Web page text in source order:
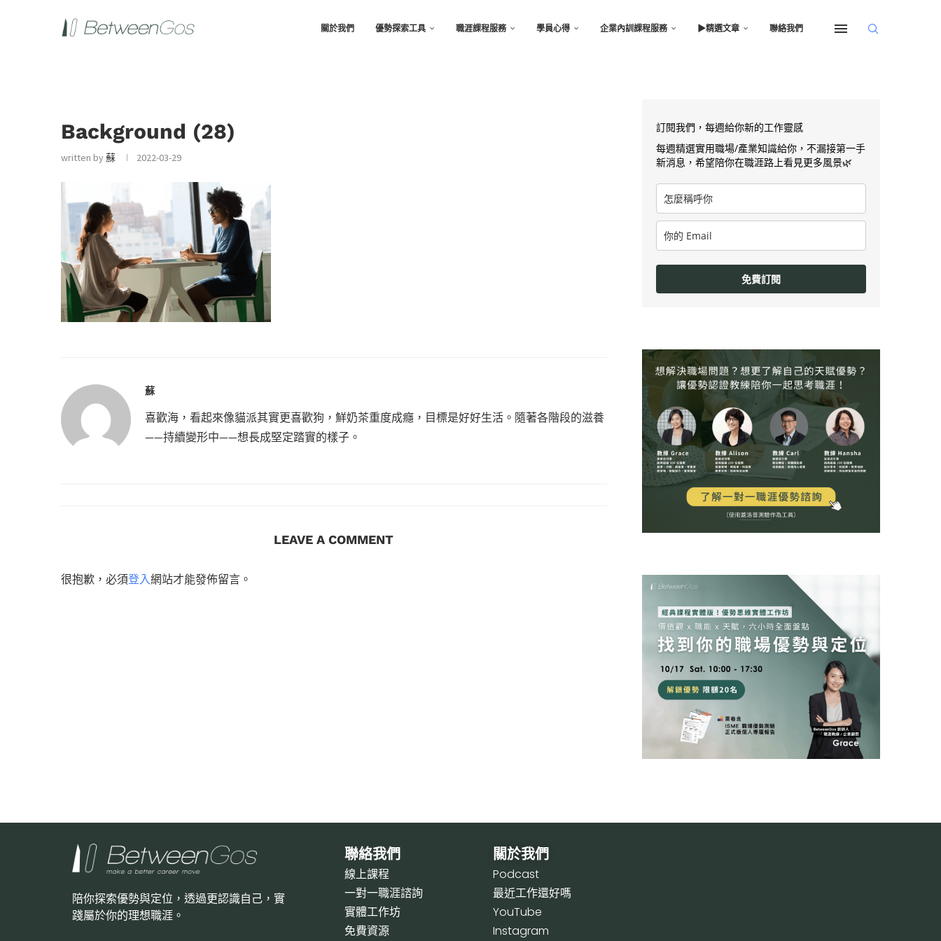
關於我們 優勢探索工具 職涯課程服務 學員心得 企業內訓課程服務 ▶︎精選文章 聯絡我們
Background (28)
written by蘇 2022-03-29
蘇
喜歡海，看起來像貓派其實更喜歡狗，鮮奶茶重度成癮，目標是好好生活。隨著各階段的滋養
——持續變形中——想長成堅定踏實的樣子。
LEAVE A COMMENT
很抱歉，必須登入網站才能發佈留言。
訂閱我們，每週給你新的工作靈感
每週精選實用職場/產業知識給你，不漏接第一手
新消息，希望陪你在職涯路上看見更多風景🌿
免費訂閱
陪你探索優勢與定位，透過更認識自己，實
踐屬於你的理想職涯。
聯絡我們
線上課程
一對一職涯諮詢
實體工作坊
免費資源
關於我們
Podcast
最近工作還好嗎
YouTube
Instagram